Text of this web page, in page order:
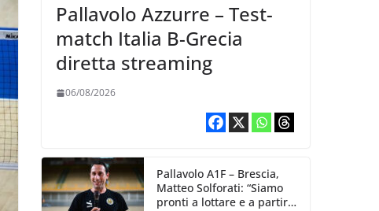
Pallavolo Azzurre – Test-
match Italia B-Grecia
diretta streaming
06/08/2026
Pallavolo A1F – Brescia,
Matteo Solforati: “Siamo
pronti a lottare e a partire